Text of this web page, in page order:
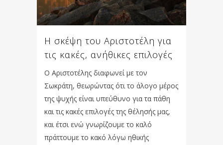
Η σκέψη του Αριστοτέλη για
τις κακές, ανήθικες επιλογές
Ο Αριστοτέλης διαφωνεί με τον
Σωκράτη, θεωρώντας ότι το άλογο μέρος
της ψυχής είναι υπεύθυνο για τα πάθη
και τις κακές επιλογές της θέλησής μας,
και έτσι ενώ γνωρίζουμε το καλό
πράττουμε το κακό λόγω ηθικής